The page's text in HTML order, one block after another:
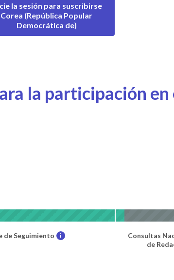
la sesión para suscribirse
Corea (República Popular
Democrática de)
la participación en
de Seguimiento i
Consultas
de